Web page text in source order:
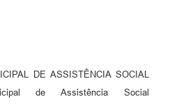
DE ASSISTÊNCIA SOCIAL
de Assistência Social